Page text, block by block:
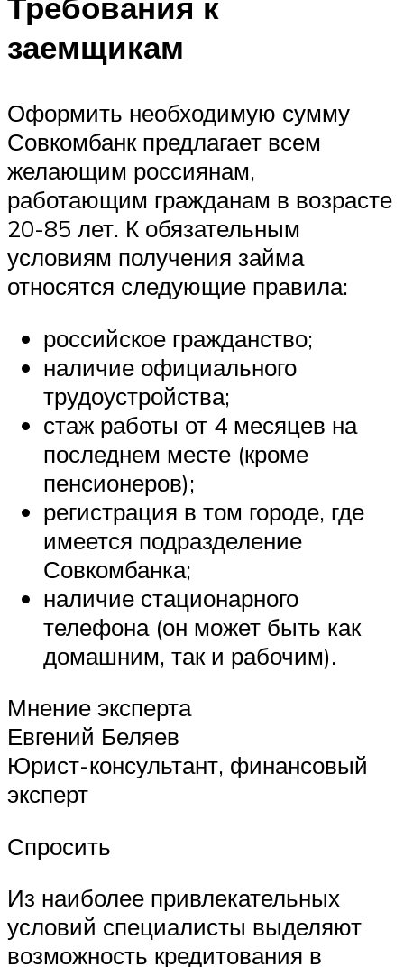
заемщикам
Оформить необходимую сумму
Совкомбанк предлагает всем
желающим россиянам,
работающим гражданам в возрасте
20-85 лет. К обязательным
условиям получения займа
относятся следующие правила:
российское гражданство;
наличие официального
трудоустройства;
стаж работы от 4 месяцев на
последнем месте (кроме
пенсионеров);
регистрация в том городе, где
имеется подразделение
Совкомбанка;
наличие стационарного
телефона (он может быть как
домашним, так и рабочим).
Мнение эксперта
Евгений Беляев
Юрист-консультант, финансовый
эксперт
Спросить
Из наиболее привлекательных
условий специалисты выделяют
возможность кредитования в